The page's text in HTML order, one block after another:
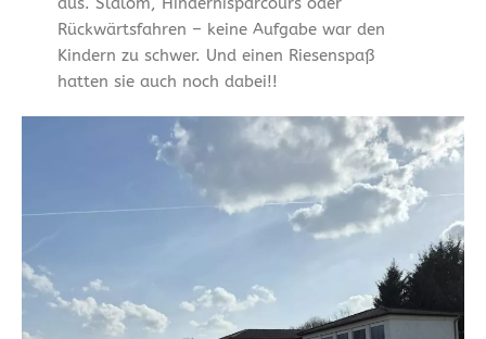
Rückwärtsfahren – keine Aufgabe war den
Kindern zu schwer. Und einen Riesenspaß
hatten sie auch noch dabei!!